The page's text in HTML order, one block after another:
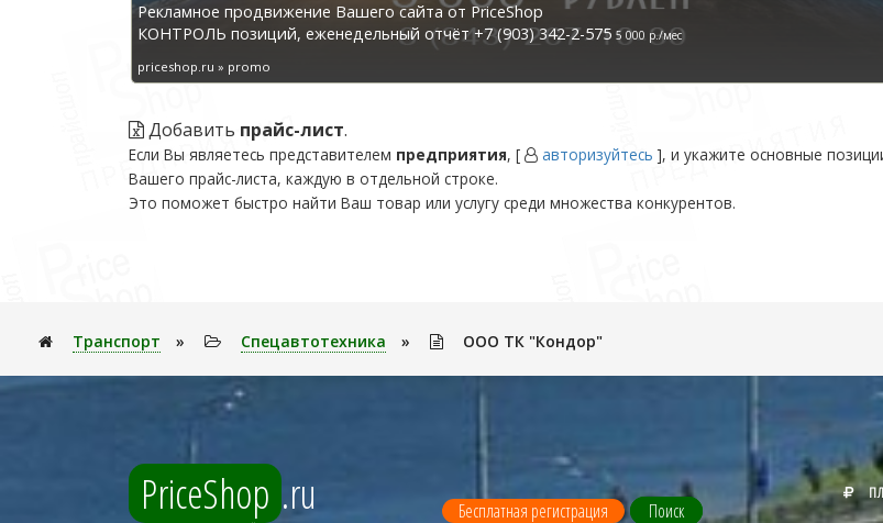
Рекламное продвижение Вашего сайта от PriceShop
КОНТРОЛЬ позиций, еженедельный отчёт +7 (903) 342-2-575 5 000 р./мес
priceshop.ru » promo
Добавить прайс-лист.
Если Вы являетесь представителем предприятия, [ авторизуйтесь ], и укажите основные
Вашего прайс-листа, каждую в отдельной строке.
Это поможет быстро найти Ваш товар или услугу среди множества конкурентов.
Транспорт » Спецавтотехника » ООО ТК "Кондор"
PriceShop .ru Бесплатная регистрация Поиск